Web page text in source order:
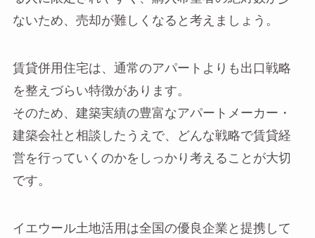
ないため、売却が難しくなると考えましょう。
賃貸併用住宅は、通常のアパートよりも出口戦略
を整えづらい特徴があります。
そのため、建築実績の豊富なアパートメーカー・
建築会社と相談したうえで、どんな戦略で賃貸経
営を行っていくのかをしっかり考えることが大切
です。
イエウール土地活用は全国の優良企業と提携して